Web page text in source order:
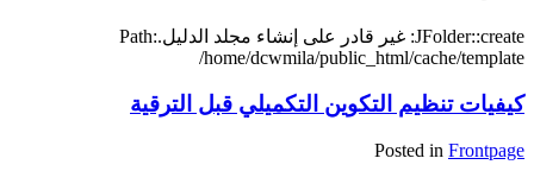
JFolder::create: غير قادر على إنشاء مجلد الدليل.Path:
/home/dcwmila/public_html/cache/template
كيفيات تنظيم التكوين التكميلي قبل الترقية
Posted in Frontpage